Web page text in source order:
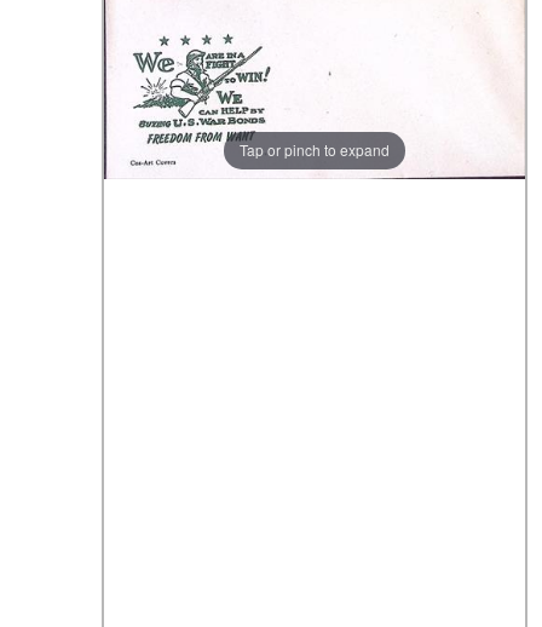
Tap or pinch to expand